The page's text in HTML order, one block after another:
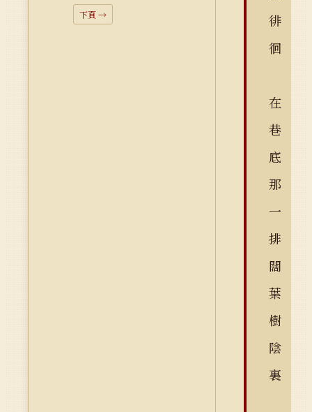
下頁 →
徘
徊
在
巷
底
那
一
排
闊
葉
樹
陰
裏